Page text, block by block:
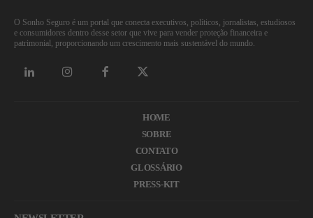
O Sonho Seguro é um portal que conecta executivos, políticos, jornalistas, estudiosos
e consumidores dentro desse setor que vive para vender proteção financeira e
patrimonial, proporcionando um crescimento mais sustentável do mundo.
HOME
SOBRE
CONTATO
GLOSSÁRIO
PRESS-KIT